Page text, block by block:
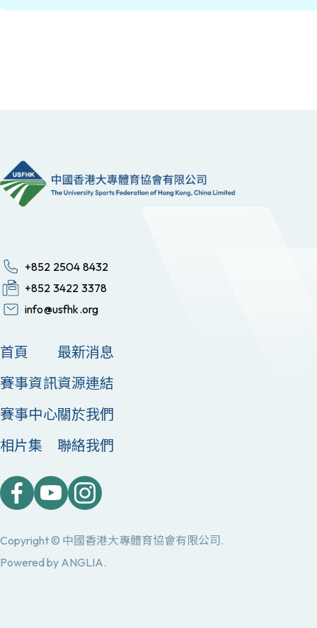
+852 2504 8432
+852 3422 3378
info@usfhk.org
首頁
賽事資訊
賽事中心
相片集
最新消息
資源連結
關於我們
聯絡我們
Copyright © 中國香港大專體育協會有限公司.
Powered by ANGLIA.